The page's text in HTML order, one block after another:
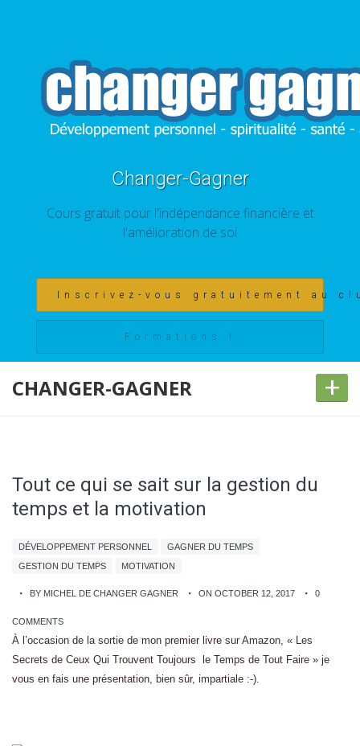
Changer-Gagner
Cours gratuit pour l'indépendance financière et
l'amélioration de soi
Inscrivez-vous gratuitement au
Formations !
CHANGER-GAGNER +
Tout ce qui se sait sur la gestion du
temps et la motivation
DÉVELOPPEMENT PERSONNEL
GAGNER DU TEMPS
GESTION DU TEMPS
MOTIVATION
BY MICHEL DE CHANGER GAGNER ON OCTOBER 12, 2017 0
COMMENTS
À l’occasion de la sortie de mon premier livre sur Amazon, « Les
Secrets de Ceux Qui Trouvent Toujours le Temps de Tout Faire » je
vous en fais une présentation, bien sûr, impartiale :-).